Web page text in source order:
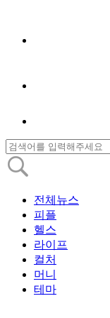
전체뉴스
피플
헬스
라이프
컬처
머니
테마